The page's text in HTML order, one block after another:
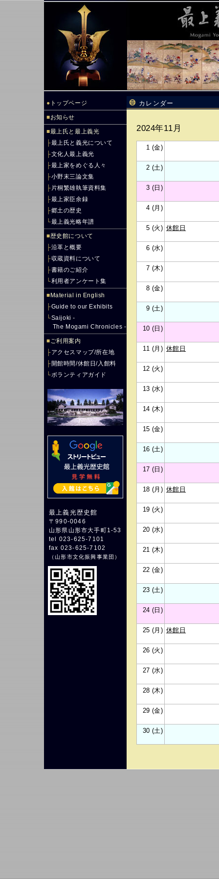
● トップページ
■お知らせ
■最上氏と最上義光
├最上氏と義光について
├文化人最上義光
├最上家をめぐる人々
├小野末三論文集
├ 片桐繁雄執筆資料集
├最上家臣余録
├郷土の歴史
└最上義光略年譜
■歴史館について
├沿革と概要
├収蔵資料について
├書籍のご紹介
└利用者アンケート集
■ Material in English
├Guide to our Exhibits
└Saijoki -
The Mogami Chronicles -
■ご利用案内
├アクセスマップ/所在地
├開館時間/休館日/入館料
└ボランティアガイド
最上義光歴史館
〒990-0046
山形県山形市大手町1-53
tel 023-625-7101
fax 023-625-7102
（山形市文化振興事業団 ）
カレンダー
2024年11月
1 (金)
2 (土)
3 (日)
4 (月)
5 (火) 休館日
6 (水)
7 (木)
8 (金)
9 (土)
10 (日)
11 (月) 休館日
12 (火)
13 (水)
14 (木)
15 (金)
16 (土)
17 (日)
18 (月) 休館日
19 (火)
20 (水)
21 (木)
22 (金)
23 (土)
24 (日)
25 (月) 休館日
26 (火)
27 (水)
28 (木)
29 (金)
30 (土)